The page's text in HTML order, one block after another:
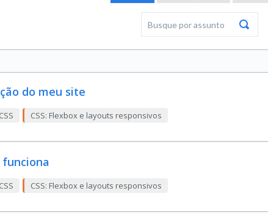
do meu site
CSS: Flexbox e layouts responsivos
CSS: Flexbox e layouts responsivos